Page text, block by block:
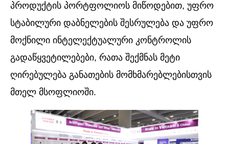
პროდუქტის პორტფოლიოს მიწოდებით, უფრო
სტაბილური დაბნელების შესრულება და უფრო
მოქნილი ინტელექტუალური კონტროლის
გადაწყვეტილებები, რათა შექმნას მეტი
ღირებულება განათების მომხმარებლებისთვის
მთელ მსოფლიოში.